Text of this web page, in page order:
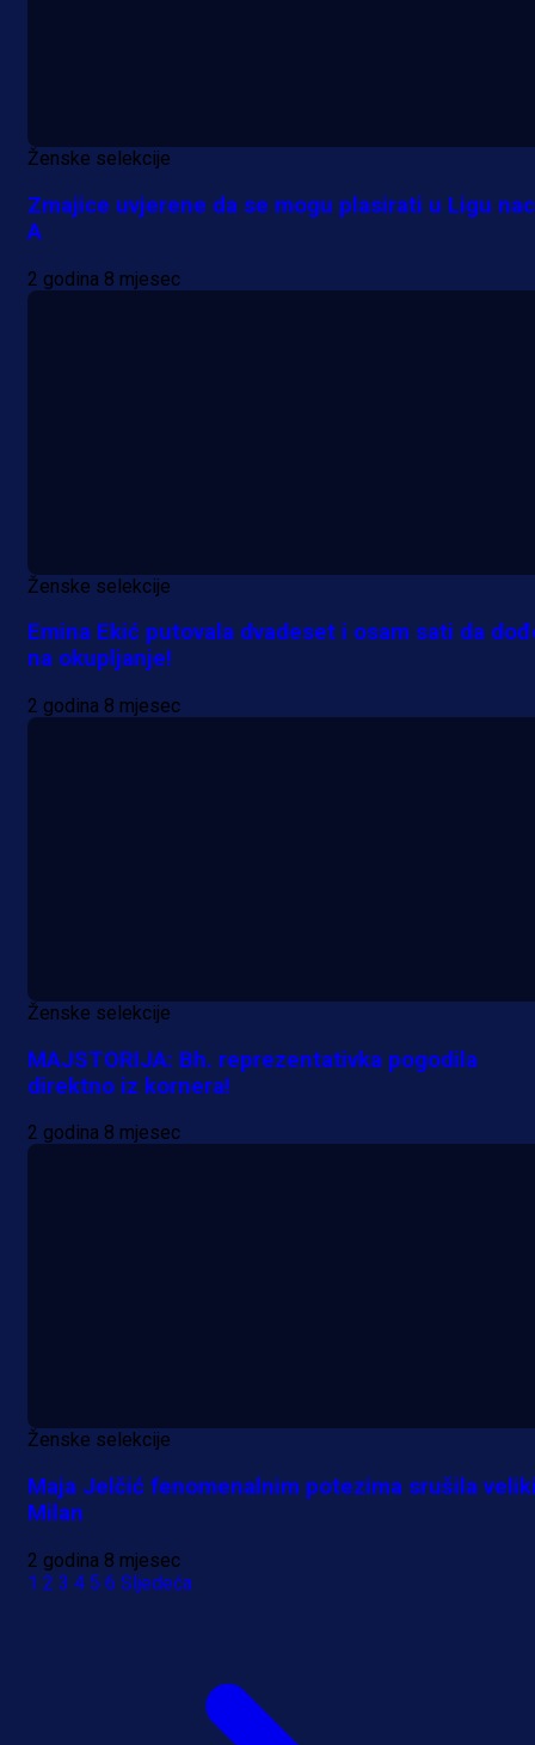
Ženske selekcije
Zmajice uvjerene da se mogu plasirati u Ligu
A
2 godina 8 mjesec
Ženske selekcije
Emina Ekić putovala dvadeset i osam sati da
na okupljanje!
2 godina 8 mjesec
Ženske selekcije
MAJSTORIJA: Bh. reprezentativka pogodila
direktno iz kornera!
2 godina 8 mjesec
Ženske selekcije
Maja Jelčić fenomenalnim potezima srušila
Milan
2 godina 8 mjesec
1 2 3 4 5 6 Sljedeća